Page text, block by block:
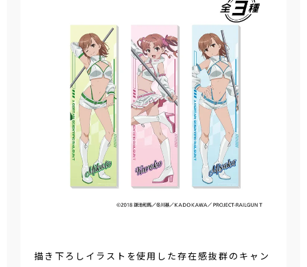
描き下ろしイラストを使用した存在感抜群のキャン